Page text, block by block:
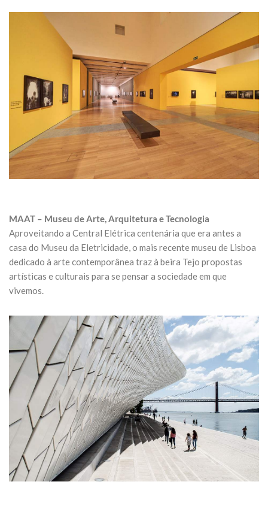
MAAT – Museu de Arte, Arquitetura e Tecnologia
Aproveitando a Central Elétrica centenária que era antes a
casa do Museu da Eletricidade, o mais recente museu de Lisboa
dedicado à arte contemporânea traz à beira Tejo propostas
artísticas e culturais para se pensar a sociedade em que
vivemos.